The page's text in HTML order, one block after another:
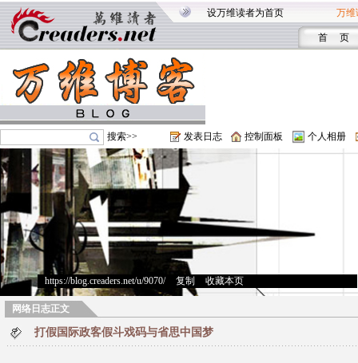
设万维读者为首页 万维
首 页
搜索>> 发表日志 控制面板 个人相册
https://blog.creaders.net/u/9070/> 复制 收藏本页
网络日志正文
打假国际政客假斗戏码与省思中国梦